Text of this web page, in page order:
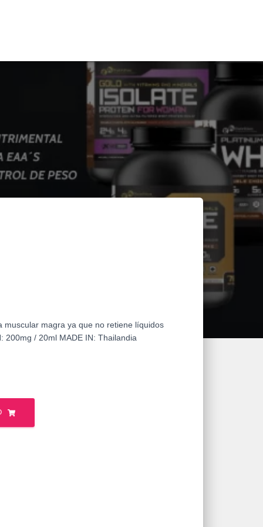
muscular magra ya que no retiene líquidos
200mg / 20ml MADE IN: Thailandia